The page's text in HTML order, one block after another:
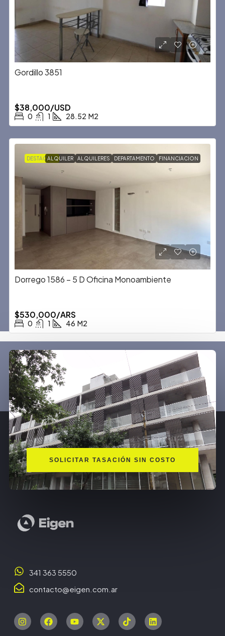
Gordillo 3851
$38,000/USD
0 1 28.52 M2
DESTACADAALQUILER ALQUILERES DEPARTAMENTO FINANCIACION
Dorrego 1586 – 5 D Oficina Monoambiente
$530,000/ARS
0 1 46 M2
SOLICITAR TASACIÓN SIN COSTO
341 363 5550
contacto@eigen.com.ar